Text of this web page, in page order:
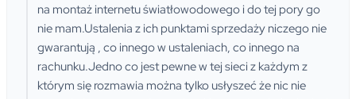
na montaż internetu światłowodowego i do tej pory go
nie mam.Ustalenia z ich punktami sprzedaży niczego nie
gwarantują , co innego w ustaleniach, co innego na
rachunku.Jedno co jest pewne w tej sieci z każdym z
którym się rozmawia można tylko usłyszeć że nic nie